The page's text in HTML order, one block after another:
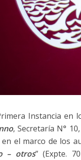
Instancia
, Secretaría N°
en el marco de los
– otros” (Expte.